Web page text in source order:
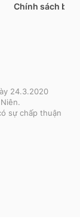
Chính sách bảo
24.3.2020
sự chấp thuận